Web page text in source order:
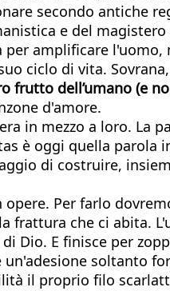
secondo antiche
e del
amplificare
ciclo di vita.
frutto dell’umano (e
d'amore.
in mezzo a loro. La
è oggi quella parola
di costruire,
Per farlo
frattura che ci abita.
Dio. E finisce per
soltanto
il proprio filo